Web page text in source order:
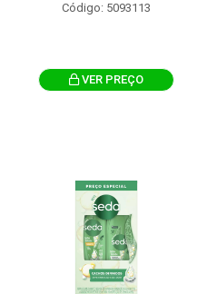
Código: 5093113
VER PREÇO